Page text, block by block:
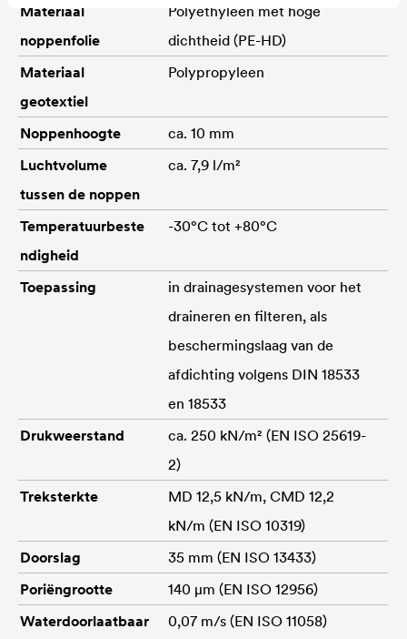
Materiaal
noppenfolie
Polyethyleen met hoge
dichtheid (PE-HD)
Materiaal
geotextiel
Polypropyleen
Noppenhoogte
ca. 10 mm
Luchtvolume
tussen de noppen
ca. 7,9 l/m²
Temperatuurbeste
ndigheid
-30°C tot +80°C
Toepassing
in drainagesystemen voor het
draineren en filteren, als
beschermingslaag van de
afdichting volgens DIN 18533
en 18533
Drukweerstand
ca. 250 kN/m² (EN ISO 25619-
2)
Treksterkte
MD 12,5 kN/m, CMD 12,2
kN/m (EN ISO 10319)
Doorslag
35 mm (EN ISO 13433)
Poriëngrootte
140 μm (EN ISO 12956)
Waterdoorlaatbaar
0,07 m/s (EN ISO 11058)